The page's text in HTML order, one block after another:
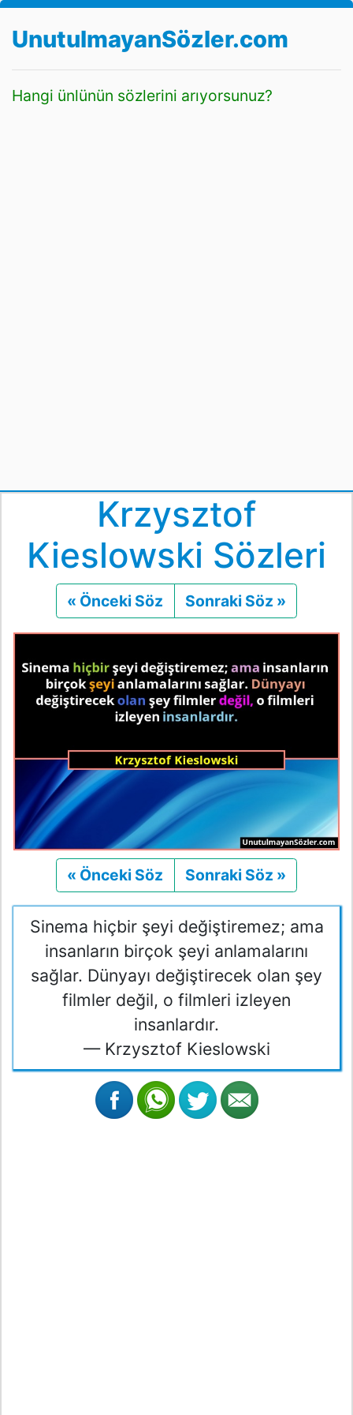
UnutulmayanSözler.com
Hangi ünlünün sözlerini arıyorsunuz?
Krzysztof
Kieslowski Sözleri
« Önceki Söz Önceki
Sonraki Söz »
« Önceki Söz Önceki
Sonraki Söz »
Sinema hiçbir şeyi değiştiremez; ama
insanların birçok şeyi anlamalarını
sağlar. Dünyayı değiştirecek olan şey
filmler değil, o filmleri izleyen
insanlardır.
— Krzysztof Kieslowski